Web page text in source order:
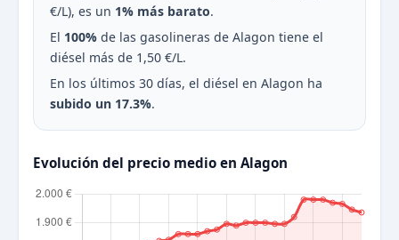
€/L), es un 1% más barato.
El 100% de las gasolineras de Alagon tiene el
diésel más de 1,50 €/L.
En los últimos 30 días, el diésel en Alagon ha
subido un 17.3%.
Evolución del precio medio en Alagon